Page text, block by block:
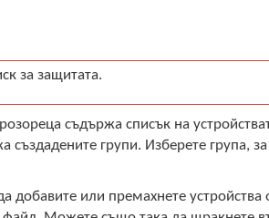
за защитата.
съдържа списък на
групи. Изберете група,
добавите или премахнете устройства